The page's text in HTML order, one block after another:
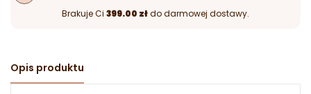
Brakuje Ci 399.00 złdo darmowej dostawy.
Opis produktu